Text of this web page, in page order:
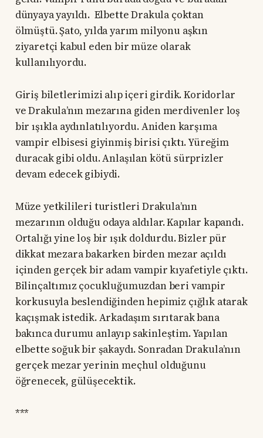
dünyaya yayıldı. Elbette Drakula çoktan
ölmüştü. Şato, yılda yarım milyonu aşkın
ziyaretçi kabul eden bir müze olarak
kullanılıyordu.
Giriş biletlerimizi alıp içeri girdik. Koridorlar
ve Drakula’nın mezarına giden merdivenler loş
bir ışıkla aydınlatılıyordu. Aniden karşıma
vampir elbisesi giyinmiş birisi çıktı. Yüreğim
duracak gibi oldu. Anlaşılan kötü sürprizler
devam edecek gibiydi.
Müze yetkilileri turistleri Drakula’nın
mezarının olduğu odaya aldılar. Kapılar kapandı.
Ortalığı yine loş bir ışık doldurdu. Bizler pür
dikkat mezara bakarken birden mezar açıldı
içinden gerçek bir adam vampir kıyafetiyle çıktı.
Bilinçaltımız çocukluğumuzdan beri vampir
korkusuyla beslendiğinden hepimiz çığlık atarak
kaçışmak istedik. Arkadaşım sırıtarak bana
bakınca durumu anlayıp sakinleştim. Yapılan
elbette soğuk bir şakaydı. Sonradan Drakula’nın
gerçek mezar yerinin meçhul olduğunu
öğrenecek, gülüşecektik.
***